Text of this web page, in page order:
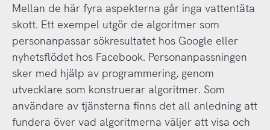
Mellan de här fyra aspekterna går inga vattentäta
skott. Ett exempel utgör de algoritmer som
personanpassar sökresultatet hos Google eller
nyhetsflödet hos Facebook. Personanpassningen
sker med hjälp av programmering, genom
utvecklare som konstruerar algoritmer. Som
användare av tjänsterna finns det all anledning att
fundera över vad algoritmerna väljer att visa och